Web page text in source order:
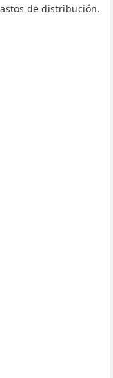
de distribución.